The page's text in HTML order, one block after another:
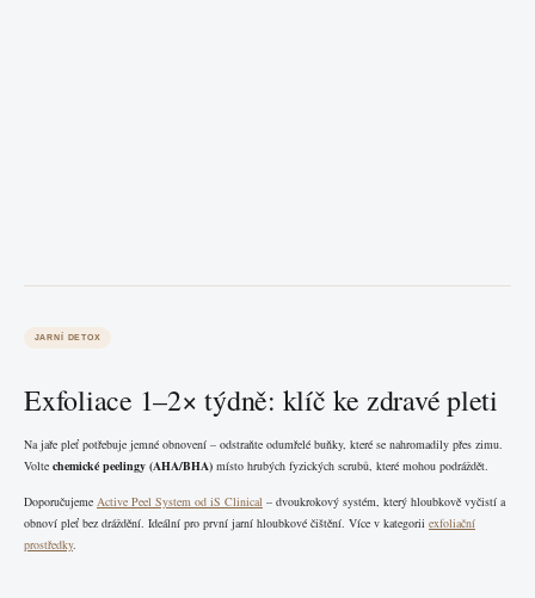
JARNÍ DETOX
Exfoliace 1–2× týdně: klíč ke zdravé pleti
Na jaře pleť potřebuje jemné obnovení – odstraňte odumřelé buňky, které se nahromadily přes zimu.
Volte chemické peelingy (AHA/BHA) místo hrubých fyzických scrubů, které mohou podráždět.
Doporučujeme Active Peel System od iS Clinical – dvoukrokový systém, který hloubkově vyčistí a
obnoví pleť bez dráždění. Ideální pro první jarní hloubkové čištění. Více v kategorii exfoliační
prostředky.